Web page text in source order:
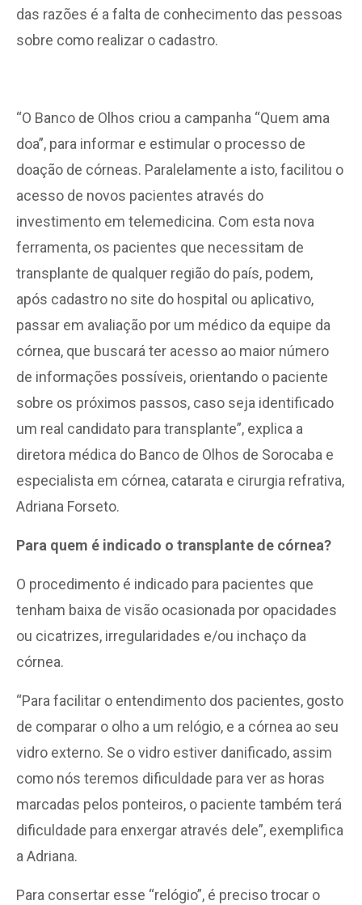
das razões é a falta de conhecimento das pessoas
sobre como realizar o cadastro.
“O Banco de Olhos criou a campanha “Quem ama
doa”, para informar e estimular o processo de
doação de córneas. Paralelamente a isto, facilitou o
acesso de novos pacientes através do
investimento em telemedicina. Com esta nova
ferramenta, os pacientes que necessitam de
transplante de qualquer região do país, podem,
após cadastro no site do hospital ou aplicativo,
passar em avaliação por um médico da equipe da
córnea, que buscará ter acesso ao maior número
de informações possíveis, orientando o paciente
sobre os próximos passos, caso seja identificado
um real candidato para transplante”, explica a
diretora médica do Banco de Olhos de Sorocaba e
especialista em córnea, catarata e cirurgia refrativa,
Adriana Forseto.
Para quem é indicado o transplante de córnea?
O procedimento é indicado para pacientes que
tenham baixa de visão ocasionada por opacidades
ou cicatrizes, irregularidades e/ou inchaço da
córnea.
“Para facilitar o entendimento dos pacientes, gosto
de comparar o olho a um relógio, e a córnea ao seu
vidro externo. Se o vidro estiver danificado, assim
como nós teremos dificuldade para ver as horas
marcadas pelos ponteiros, o paciente também terá
dificuldade para enxergar através dele”, exemplifica
a Adriana.
Para consertar esse “relógio”, é preciso trocar o